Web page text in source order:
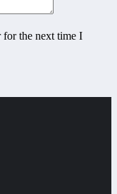
for the next time I